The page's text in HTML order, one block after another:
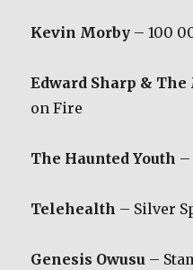
Kevin Morby – 100
Edward Sharp &
on Fire
The Haunted Youth –
Telehealth – Silver
Genesis Owusu –